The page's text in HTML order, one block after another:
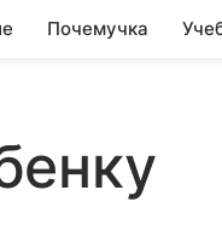
Почемучка